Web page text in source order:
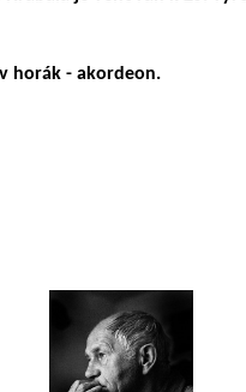
horák - akordeon.